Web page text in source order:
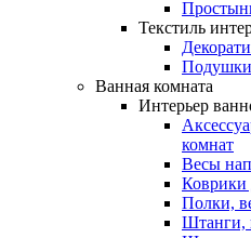
Текстиль
Подушки
Ванная комната
Интерьер
комнат
Весы
Коврики
Полки,
Штанги,